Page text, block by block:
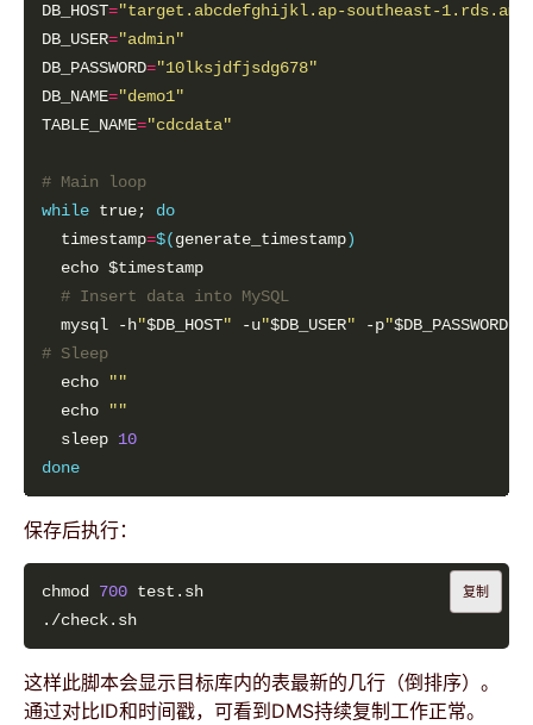
DB_HOST="target.abcdefghijkl.ap-southeast-
DB_USER="admin"
DB_PASSWORD="10lksjdfjsdg678"
DB_NAME="demo1"
TABLE_NAME="cdcdata"
# Main loop
while true; do
  timestamp
=$(generate_timestamp)
# Insert data into MySQL
  mysql -h
"$DB_HOST" -u"$DB_USER" -p"$DB_PASSWORD
# Sleep
  echo
""
  echo
""
  sleep
10
done
保存后执行：
chmod 700 复制
这样此脚本会显示目标库内的表最新的几行（倒排序）。
通过对比ID和时间戳，可看到DMS持续复制工作正常。